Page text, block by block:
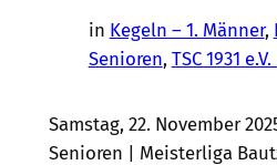
in Kegeln – 1. Männer,
Senioren, TSC 1931
Samstag, 22. November
Senioren | Meisterliga